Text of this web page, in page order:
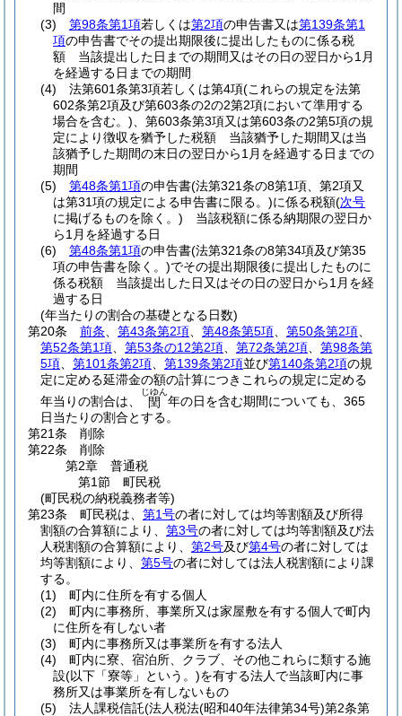
間
(3)
第98条第1項若しくは第2項の申告書又は第139条第1
項の申告書でその提出期限後に提出したものに係る税
額 当該提出した日までの期間又はその日の翌日から1月
を経過する日までの期間
(4)
法第601条第3項若しくは第4項(これらの規定を法第
602条第2項及び第603条の2の2第2項において準用する
場合を含む。) 、第603条第3項又は第603条の2第5項の規
定により徴収を猶予した税額 当該猶予した期間又は当
該猶予した期間の末日の翌日から1月を経過する日までの
期間
(5)
第48条第1項の申告書(法第321条の8第1項、第2項又
は第31項の規定による申告書に限る。)に係る税額(次号
に掲げるものを除く。) 当該税額に係る納期限の翌日か
ら1月を経過する日
(6)
第48条第1項の申告書(法第321条の8第34項及び第35
項の申告書を除く。)でその提出期限後に提出したものに
係る税額 当該提出した日又はその日の翌日から1月を経
過する日
(年当たりの割合の基礎となる日数)
第20条
前条 第43条第2項 第48条第5項 第50条第2項
第52条第1項
第53条の12第2項 第72条第2項
第98条第
5項
第101条第2項 第139条第2項並び第140条第2項の規
定に定める延滞金の額の計算につきこれらの規定に定める
年当りの割合は、
閏
じゆん
年の日を含む期間についても、365
日当たりの割合とする。
第21条
削除
第22条
削除
第2章
普通税
第1節
町民税
(町民税の納税義務者等)
第23条
町民税は、 第1号の者に対しては均等割額及び所得
割額の合算額により、 第3号の者に対しては均等割額及び法
人税割額の合算額により、 第2号及び第4号の者に対しては
均等割額により、 第5号の者に対しては法人税割額により課
する。
(1)
町内に住所を有する個人
(2)
町内に事務所、事業所又は家屋敷を有する個人で町内
に住所を有しない者
(3)
町内に事務所又は事業所を有する法人
(4)
町内に寮、宿泊所、クラブ、その他これらに類する施
設(以下「寮等」という。)を有する法人で当該町内に事
務所又は事業所を有しないもの
(5)
法人課税信託(法人税法(昭和40年法律第34号)第2条第